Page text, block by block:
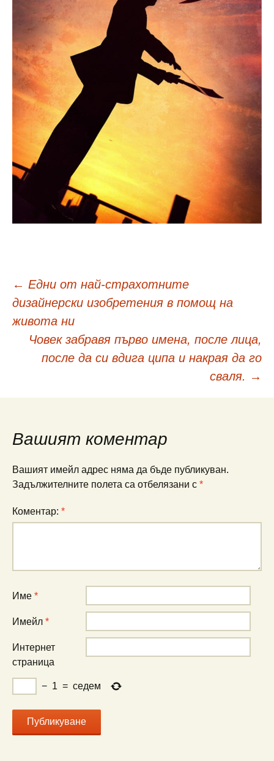
Навигация
в
публикациите
← Едни от най-страхотните
дизайнерски изобретения в помощ на
живота ни
Човек забравя първо имена, после лица,
после да си вдига ципа и накрая да го
сваля. →
Вашият коментар
Вашият имейл адрес няма да бъде публикуван.
Задължителните полета са отбелязани с *
Коментар: *
Име *
Имейл *
Интернет
страница
− 1 = седем